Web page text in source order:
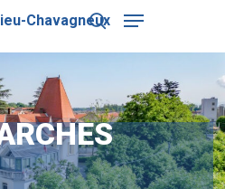
search
Menu
Close